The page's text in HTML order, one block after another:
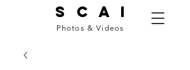
S C A I
Photos & Videos